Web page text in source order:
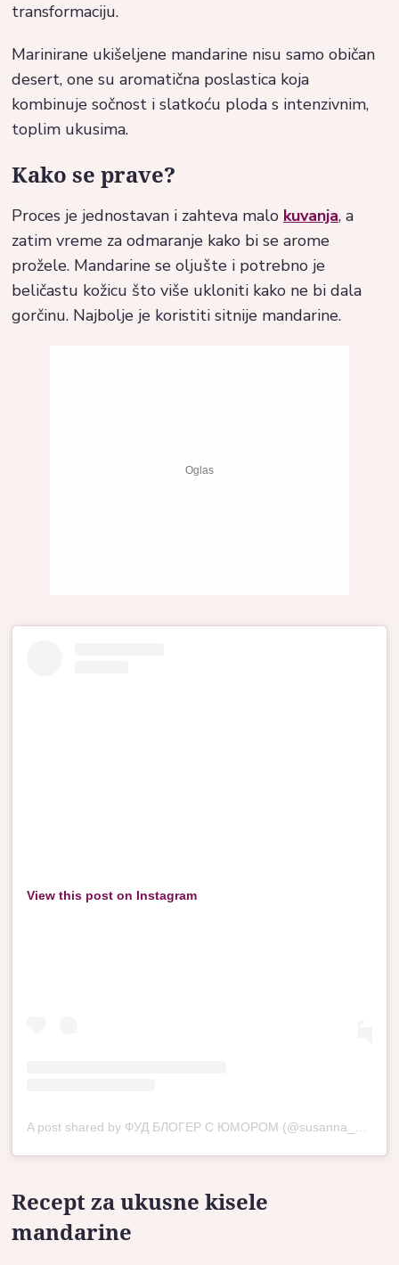
transformaciju.
Marinirane ukišeljene mandarine nisu samo običan
desert, one su aromatična poslastica koja
kombinuje sočnost i slatkoću ploda s intenzivnim,
toplim ukusima.
Kako se prave?
Proces je jednostavan i zahteva malo kuvanja, a
zatim vreme za odmaranje kako bi se arome
prožele. Mandarine se oljušte i potrebno je
beličastu kožicu što više ukloniti kako ne bi dala
gorčinu. Najbolje je koristiti sitnije mandarine.
View this post on Instagram
Recept za ukusne kisele
mandarine